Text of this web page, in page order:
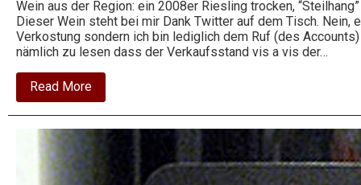
Wein aus der Region: ein 2008er Riesling trocken,
Dieser Wein steht bei mir Dank Twitter auf dem Tisch. Nein,
Verkostung sondern ich bin lediglich dem Ruf (des
nämlich zu lesen dass der Verkaufsstand vis a vis der…
Read Moreabout
2008
Riesling
Steilhang
Mühle